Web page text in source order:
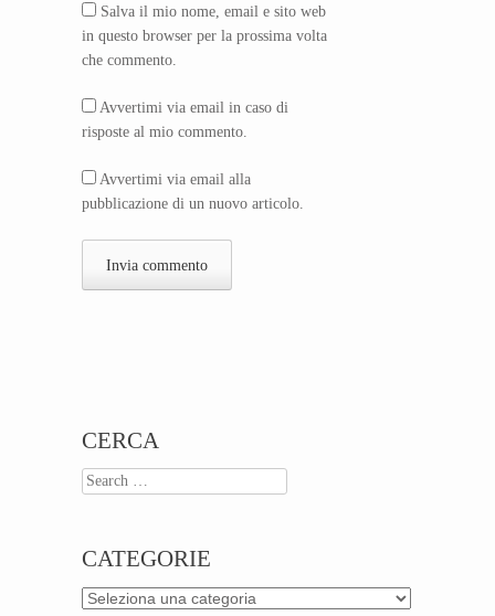
Salva il mio nome, email e sito web
in questo browser per la prossima volta
che commento.
Avvertimi via email in caso di
risposte al mio commento.
Avvertimi via email alla
pubblicazione di un nuovo articolo.
CERCA
Search
CATEGORIE
Categorie